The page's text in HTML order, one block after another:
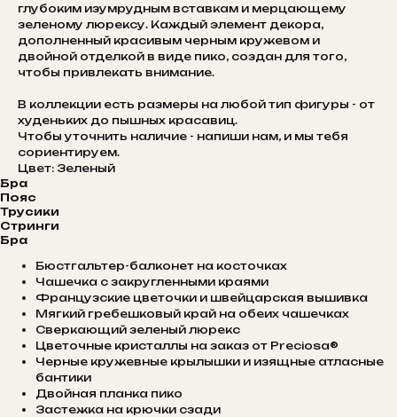
глубоким изумрудным вставкам и мерцающему
зеленому люрексу. Каждый элемент декора,
дополненный красивым черным кружевом и
двойной отделкой в виде пико, создан для того,
чтобы привлекать внимание.
В коллекции есть размеры на любой тип фигуры - от
худеньких до пышных красавиц.
Чтобы уточнить наличие - напиши нам, и мы тебя
сориентируем.
Цвет: Зеленый
Бра
Пояс
Трусики
Стринги
Бра
Бюстгальтер-балконет на косточках
Чашечка с закругленными краями
Французские цветочки и швейцарская вышивка
Мягкий гребешковый край на обеих чашечках
Сверкающий зеленый люрекс
Цветочные кристаллы на заказ от Preciosa®
Черные кружевные крылышки и изящные атласные
бантики
Двойная планка пико
Застежка на крючки сзади